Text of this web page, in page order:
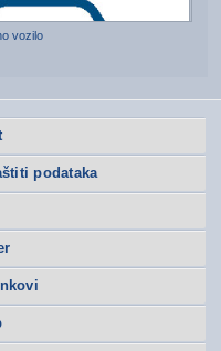
vozilo
podataka